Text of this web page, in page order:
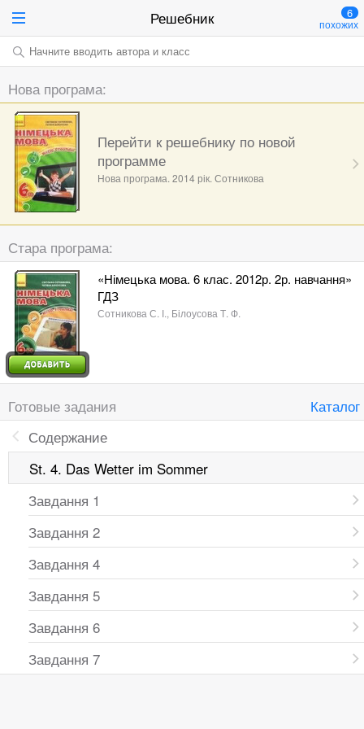
Решебник 6
похожих
Начните вводить автора и класс
Нова програма:
Перейти к решебнику по новой
программе
Нова програма. 2014 рік. Сотникова
Стара програма:
«Німецька мова. 6 клас. 2012р. 2р. навчання»
ГДЗ
Сотникова С. І., Білоусова Т. Ф.
Готовые задания
Каталог
Содержание
St. 4. Das Wetter im Sommer
Завдання 1
Завдання 2
Завдання 4
Завдання 5
Завдання 6
Завдання 7